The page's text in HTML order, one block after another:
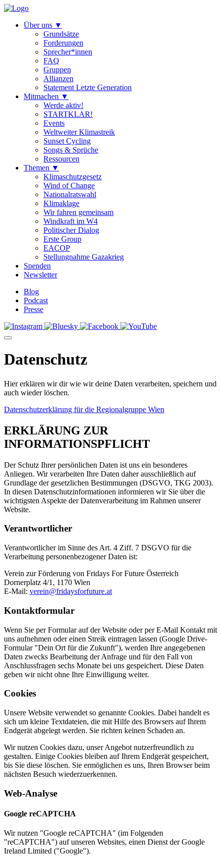
Über uns ▼
Grundsätze
Forderungen
Sprecher*innen
FAQ
Gruppen
Allianzen
Statement Letzte Generation
Mitmachen ▼
Werde aktiv!
STARTKLAR!
Events
Weltweiter Klimastreik
Sunset Cycling
Songs & Sprüche
Ressourcen
Themen ▼
Klimaschutzgesetz
Wind of Change
Nationalratswahl
Klimaklage
Wir fahren gemeinsam
Windkraft im W4
Politischer Dialog
Erste Group
EACOP
Stellungnahme Gazakrieg
Spenden
Newsletter
Blog
Podcast
Presse
Datenschutz
Hier erklären wir dir wie wir deine Daten verarbeiten, speichern und
auch wieder löschen.
Datenschutzerklärung für die Regionalgruppe Wien
ERKLÄRUNG ZUR
INFORMATIONSPFLICHT
Der Schutz Ihrer persönlichen Daten ist uns ein besonderes
Anliegen. Wir verarbeiten Ihre Daten daher ausschließlich auf
Grundlage der gesetzlichen Bestimmungen (DSGVO, TKG 2003).
In diesen Datenschutzinformationen informieren wir Sie über die
wichtigsten Aspekte der Datenverarbeitung im Rahmen unserer
Website.
Verantwortlicher
Verantwortlicher im Sinne des Art. 4 Ziff. 7 DSGVO für die
Verarbeitung personenbezogener Daten ist:
Verein zur Förderung von Fridays For Future Österreich
Dornerplatz 4/1, 1170 Wien
E-Mail: verein@fridaysforfuture.at
Kontaktformular
Wenn Sie per Formular auf der Website oder per E-Mail Kontakt mit
uns aufnehmen oder einen Streik eintragen lassen (Google Drive-
Formular "Dein Ort für die Zukunft"), werden Ihre angegebenen
Daten zwecks Bearbeitung der Anfrage und für den Fall von
Anschlussfragen sechs Monate bei uns gespeichert. Diese Daten
geben wir nicht ohne Ihre Einwilligung weiter.
Cookies
Unsere Website verwendet so genannte Cookies. Dabei handelt es
sich um kleine Textdateien, die mit Hilfe des Browsers auf Ihrem
Endgerät abgelegt werden. Sie richten keinen Schaden an.
Wir nutzen Cookies dazu, unser Angebot nutzerfreundlich zu
gestalten. Einige Cookies bleiben auf Ihrem Endgerät gespeichert,
bis Sie diese löschen. Sie ermöglichen es uns, Ihren Browser beim
nächsten Besuch wiederzuerkennen.
Web-Analyse
Google reCAPTCHA
Wir nutzen "Google reCAPTCHA" (im Folgenden
"reCAPTCHA") auf unseren Websites, einen Dienst der Google
Ireland Limited ("Google").